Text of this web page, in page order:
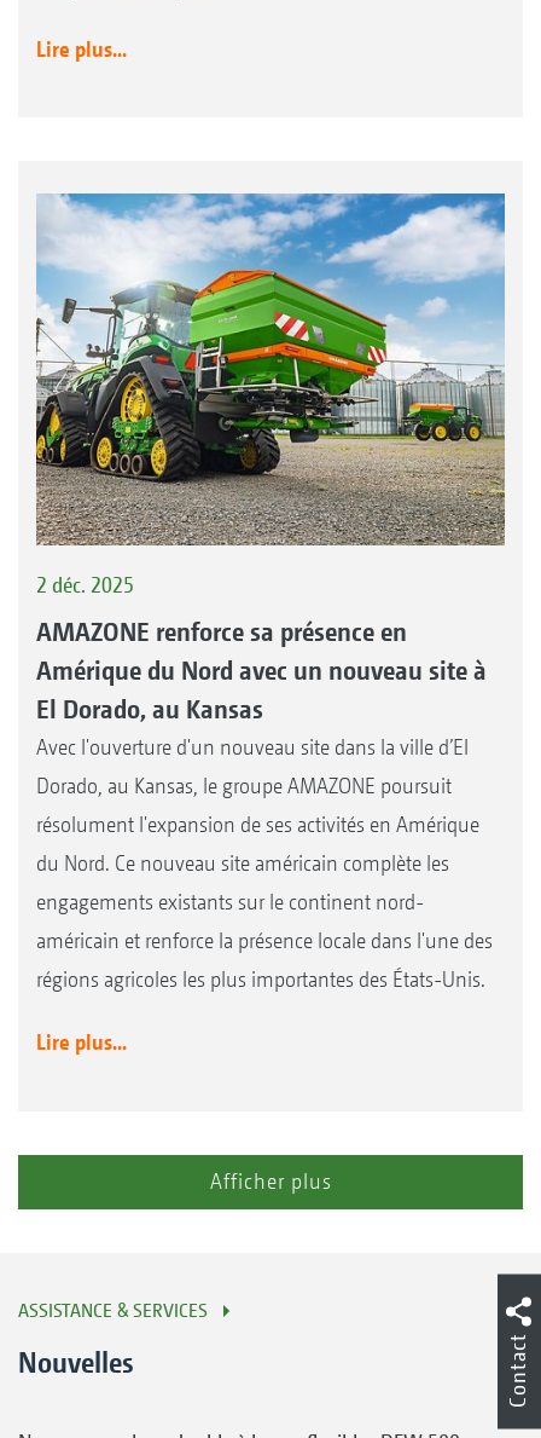
Lire plus...
2 déc. 2025
AMAZONE renforce sa présence en
Amérique du Nord avec un nouveau site à
El Dorado, au Kansas
Avec l'ouverture d'un nouveau site dans la ville d’El
Dorado, au Kansas, le groupe AMAZONE poursuit
résolument l'expansion de ses activités en Amérique
du Nord. Ce nouveau site américain complète les
engagements existants sur le continent nord-
américain et renforce la présence locale dans l'une des
régions agricoles les plus importantes des États-Unis.
Lire plus...
Afficher plus
ASSISTANCE & SERVICES
Nouvelles Contact